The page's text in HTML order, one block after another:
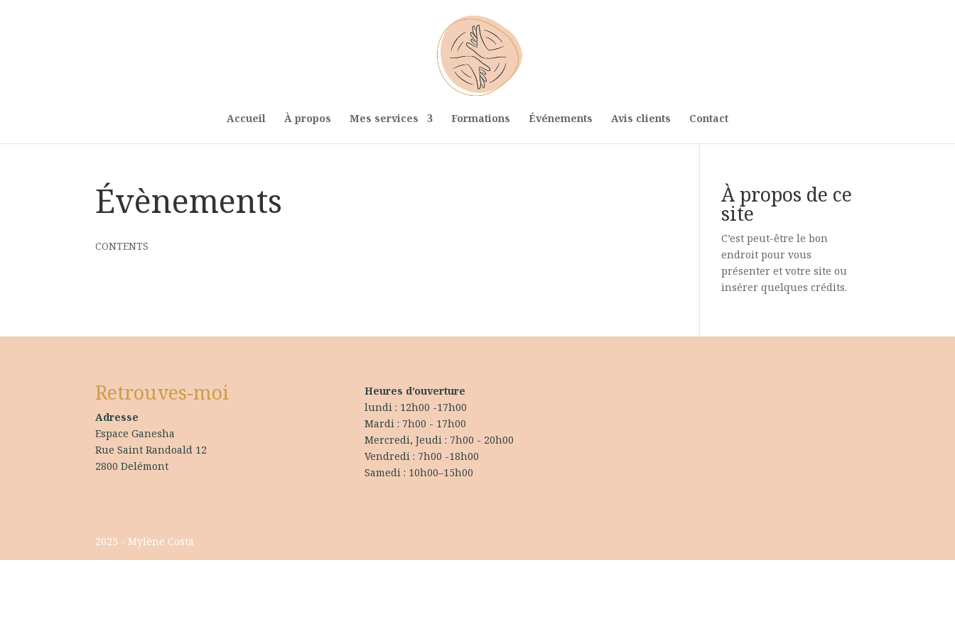
Accueil À propos Mes services Formations Événements Avis clients Contact
Évènements
CONTENTS
À propos de ce
site
C’est peut-être le bon
endroit pour vous
présenter et votre site ou
insérer quelques crédits.
Retrouves-moi
Adresse
Espace Ganesha
Rue Saint Randoald 12
2800 Delémont
Heures d’ouverture
lundi : 12h00 -17h00
Mardi : 7h00 - 17h00
Mercredi, Jeudi : 7h00 - 20h00
Vendredi : 7h00 -18h00
Samedi : 10h00–15h00
2025 - Mylène Costa